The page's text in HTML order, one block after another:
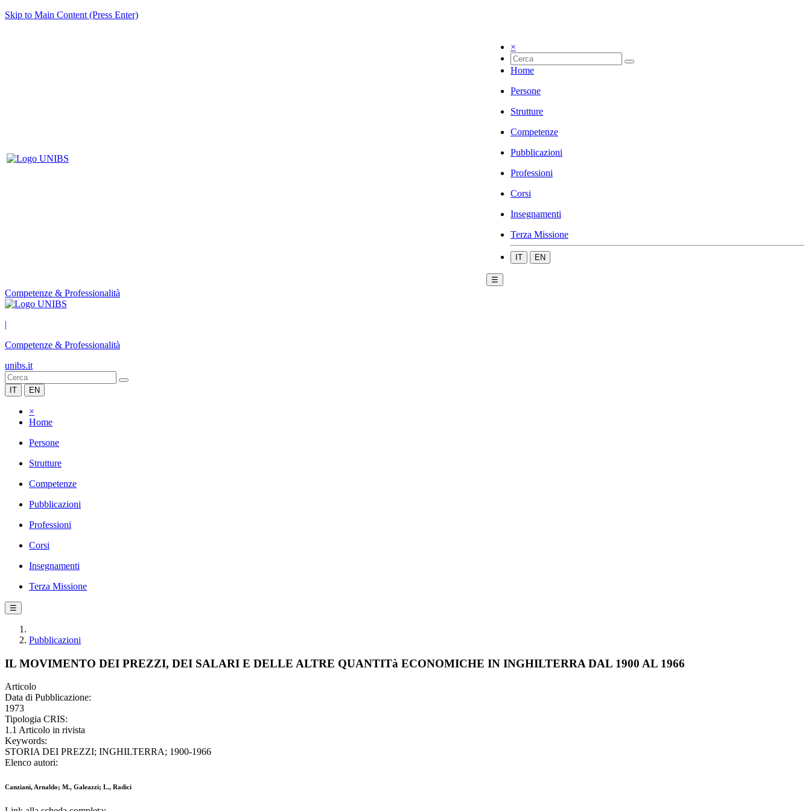
Skip to Main Content (Press Enter)
×
Home
Persone
Strutture
Competenze
Pubblicazioni
Professioni
Corsi
Insegnamenti
Terza Missione
IT EN
☰
Competenze & Professionalità
|
Competenze & Professionalità
unibs.it
IT EN
×
Home
Persone
Strutture
Competenze
Pubblicazioni
Professioni
Corsi
Insegnamenti
Terza Missione
☰
Pubblicazioni
IL MOVIMENTO DEI PREZZI, DEI SALARI E DELLE ALTRE QUANTITà ECONOMICHE IN INGHILTERRA DAL 1900 AL 1966
Articolo
Data di Pubblicazione:
1973
Tipologia CRIS:
1.1 Articolo in rivista
Keywords:
STORIA DEI PREZZI; INGHILTERRA; 1900-1966
Elenco autori:
Canziani, Arnaldo; M., Galeazzi; L., Radici